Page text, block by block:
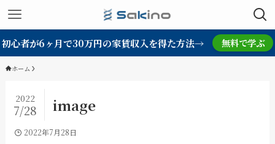
初心者が6ヶ月で30万円の家賃収入を得た方法→ 無料で学ぶ
ホーム
image
2022
7/28
2022年7月28日